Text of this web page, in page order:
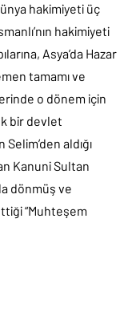
hakimiyeti üç
hakimiyeti
Asya’da Hazar
tamamı ve
o dönem için
bir devlet
aldığı
Kanuni Sultan
dönmüş ve
“Muhteşem